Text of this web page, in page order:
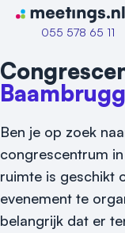
Naar home van
055 578 65 11
Ben je op zoek
congrescentrum
ruimte is geschikt
evenement te
belangrijk dat er